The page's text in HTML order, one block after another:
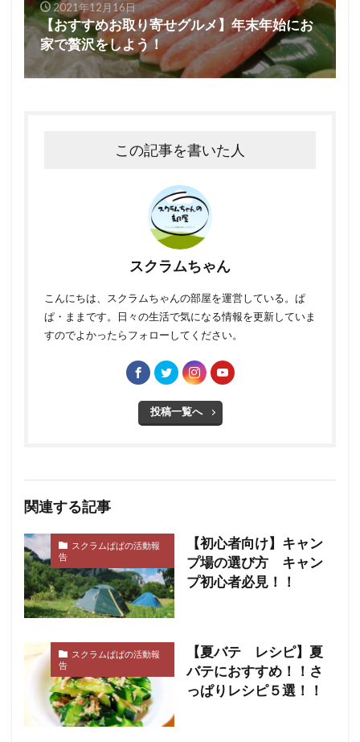
2021年12月16日
【おすすめお取り寄せグルメ】年末年始にお
家で贅沢をしよう！
この記事を書いた人
スクラムちゃん
こんにちは、スクラムちゃんの部屋を運営している。ぱ
ぱ・ままです。日々の生活で気になる情報を更新していま
すのでよかったらフォローしてください。
投稿一覧へ
関連する記事
スクラムぱぱの活動報
告
【初心者向け】キャン
プ場の選び方 キャン
プ初心者必見！！
スクラムぱぱの活動報
告
【夏バテ レシピ】夏
バテにおすすめ！！さ
っぱりレシピ５選！！